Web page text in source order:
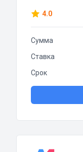
4.0
Сумма
Ставка
Срок